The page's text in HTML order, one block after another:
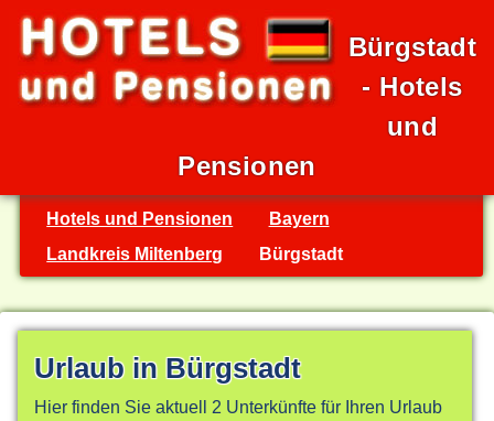
Bürgstadt
- Hotels
und
Pensionen
Hotels und Pensionen
Bayern
Landkreis Miltenberg
Bürgstadt
Urlaub in Bürgstadt
Hier finden Sie aktuell 2 Unterkünfte für Ihren Urlaub